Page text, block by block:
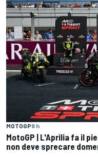
MOTOGP8 h
MotoGP | L'Aprilia fa il
non deve sprecare